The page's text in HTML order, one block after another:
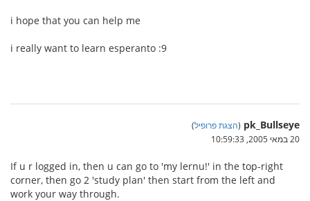
i hope that you can help me
i really want to learn esperanto :9
pk_Bullseye
(הצגת פרופיל)
20 במאי 2005, 10:59:33
If u r logged in, then u can go to 'my lernu!' in the top-right
corner, then go 2 'study plan' then start from the left and
work your way through.